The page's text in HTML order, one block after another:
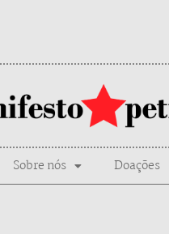
Sobre nós Doações